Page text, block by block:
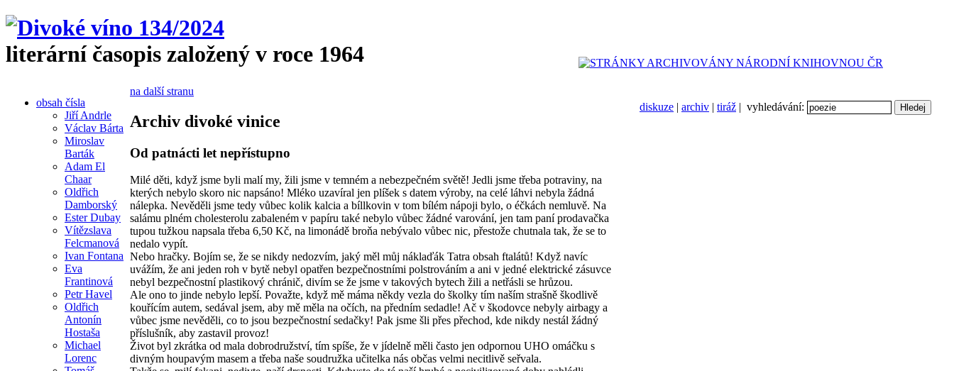
literární časopis založený v roce 1964
diskuze | archiv | tiráž | vyhledávání:
obsah čísla
Jiří Andrle
Václav Bárta
Miroslav
Barták
Adam El
Chaar
Oldřich
Damborský
Ester Dubay
Vítězslava
Felcmanová
Ivan Fontana
Eva
Frantinová
Petr Havel
Oldřich
Antonín
Hostaša
Michael
Lorenc
na další stranu
Archiv divoké vinice
Od patnácti let nepřístupno
Milé děti, když jsme byli malí my, žili jsme v temném a nebezpečném světě! Jedli jsme třeba potraviny, na
kterých nebylo skoro nic napsáno! Mléko uzavíral jen plíšek s datem výroby, na celé láhvi nebyla žádná
nálepka. Nevěděli jsme tedy vůbec kolik kalcia a bíllkovin v tom bílém nápoji bylo, o éčkách nemluvě. Na
salámu plném cholesterolu zabaleném v papíru také nebylo vůbec žádné varování, jen tam paní prodavačka
tupou tužkou napsala třeba 6,50 Kč, na limonádě broňa nebývalo vůbec nic, přestože chutnala tak, že se to
nedalo vypít.
Nebo hračky. Bojím se, že se nikdy nedozvím, jaký měl můj náklaďák Tatra obsah ftalátů! Když navíc
uvážím, že ani jeden roh v bytě nebyl opatřen bezpečnostními polstrováním a ani v jedné elektrické zásuvce
nebyl bezpečnostní plastikový chránič, divím se že jsme v takových bytech žili a netřásli se hrůzou.
Ale ono to jinde nebylo lepší. Považte, když mě máma někdy vezla do školky tím naším strašně škodlivě
kouřícím autem, sedával jsem, aby mě měla na očích, na předním sedadle! Ač v škodovce nebyly airbagy a
vůbec jsme nevěděli, co to jsou bezpečnostní sedačky! Pak jsme šli přes přechod, kde nikdy nestál žádný
příslušník, aby zastavil provoz!
Život byl zkrátka od mala dobrodružství, tím spíše, že v jídelně měli často jen odpornou UHO omáčku s
divným houpavým masem a třeba naše soudružka učitelka nás občas velmi necitlivě seřvala.